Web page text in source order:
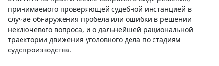
принимаемого проверяющей судебной инстанцией в
случае обнаружения пробела или ошибки в решении
неключевого вопроса, и о дальнейшей рациональной
траектории движения уголовного дела по стадиям
судопроизводства.